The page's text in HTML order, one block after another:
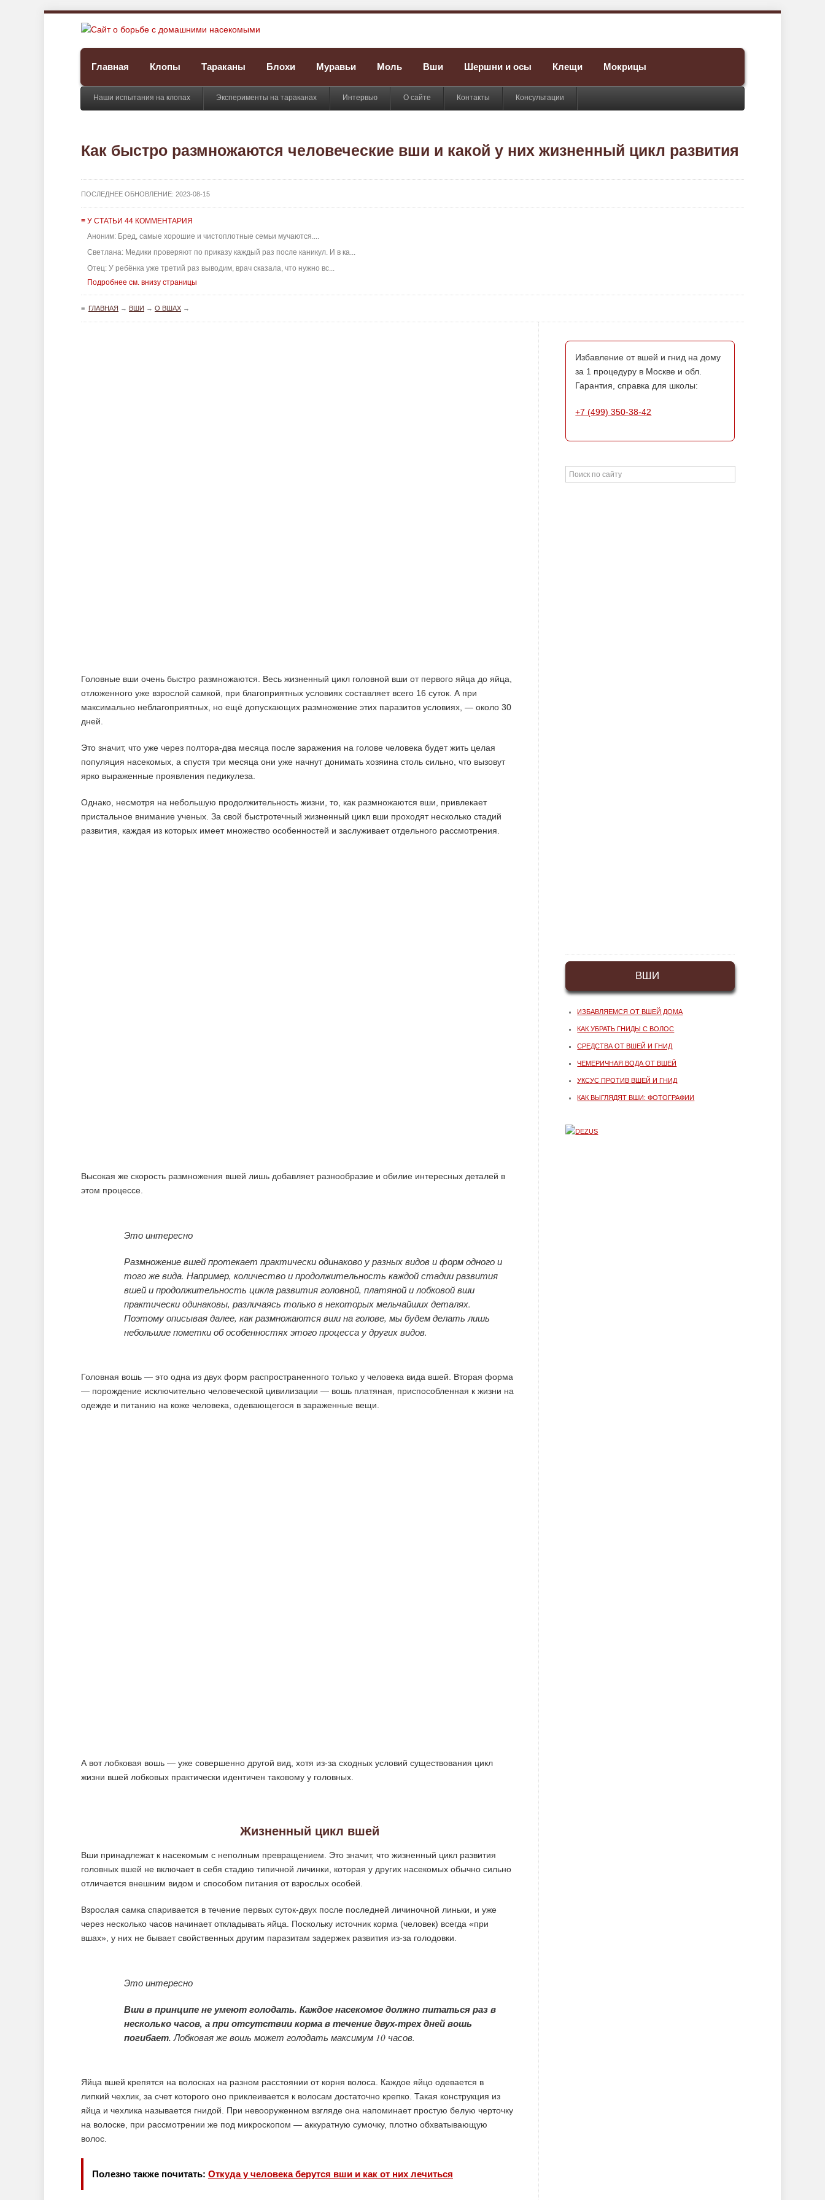
Главная Клопы Тараканы Блохи Муравьи Моль Вши Шершни и осы Клещи Мокрицы
Наши испытания на клопах Эксперименты на тараканах Интервью О сайте Контакты Консультации
Как быстро размножаются человеческие вши и какой у них жизненный цикл развития
ПОСЛЕДНЕЕ ОБНОВЛЕНИЕ: 2023-08-15
≡ У СТАТЬИ 44 КОММЕНТАРИЯ
Аноним: Бред, самые хорошие и чистоплотные семьи мучаются....
Светлана: Медики проверяют по приказу каждый раз после каникул. И в ка...
Отец: У ребёнка уже третий раз выводим, врач сказала, что нужно вс...
Подробнее см. внизу страницы
≡ ГЛАВНАЯ → ВШИ → О ВШАХ →
Головные вши очень быстро размножаются. Весь жизненный цикл головной вши от первого яйца до яйца,
отложенного уже взрослой самкой, при благоприятных условиях составляет всего 16 суток. А при
максимально неблагоприятных, но ещё допускающих размножение этих паразитов условиях, — около 30
дней.
Это значит, что уже через полтора-два месяца после заражения на голове человека будет жить целая
популяция насекомых, а спустя три месяца они уже начнут донимать хозяина столь сильно, что вызовут
ярко выраженные проявления педикулеза.
Однако, несмотря на небольшую продолжительность жизни, то, как размножаются вши, привлекает
пристальное внимание ученых. За свой быстротечный жизненный цикл вши проходят несколько стадий
развития, каждая из которых имеет множество особенностей и заслуживает отдельного рассмотрения.
Высокая же скорость размножения вшей лишь добавляет разнообразие и обилие интересных деталей в
этом процессе.
Это интересно
Размножение вшей протекает практически одинаково у разных видов и форм одного и
того же вида. Например, количество и продолжительность каждой стадии развития
вшей и продолжительность цикла развития головной, платяной и лобковой вши
практически одинаковы, различаясь только в некоторых мельчайших деталях.
Поэтому описывая далее, как размножаются вши на голове, мы будем делать лишь
небольшие пометки об особенностях этого процесса у других видов.
Головная вошь — это одна из двух форм распространенного только у человека вида вшей. Вторая форма
— порождение исключительно человеческой цивилизации — вошь платяная, приспособленная к жизни на
одежде и питанию на коже человека, одевающегося в зараженные вещи.
А вот лобковая вошь — уже совершенно другой вид, хотя из-за сходных условий существования цикл
жизни вшей лобковых практически идентичен таковому у головных.
Жизненный цикл вшей
Вши принадлежат к насекомым с неполным превращением. Это значит, что жизненный цикл развития
головных вшей не включает в себя стадию типичной личинки, которая у других насекомых обычно сильно
отличается внешним видом и способом питания от взрослых особей.
Взрослая самка спаривается в течение первых суток-двух после последней личиночной линьки, и уже
через несколько часов начинает откладывать яйца. Поскольку источник корма (человек) всегда «при
вшах», у них не бывает свойственных другим паразитам задержек развития из-за голодовки.
Это интересно
Вши в принципе не умеют голодать. Каждое насекомое должно питаться раз в
несколько часов, а при отсутствии корма в течение двух-трех дней вошь
погибает. Лобковая же вошь может голодать максимум 10 часов.
Яйца вшей крепятся на волосках на разном расстоянии от корня волоса. Каждое яйцо одевается в
липкий чехлик, за счет которого оно приклеивается к волосам достаточно крепко. Такая конструкция из
яйца и чехлика называется гнидой. При невооруженном взгляде она напоминает простую белую черточку
на волоске, при рассмотрении же под микроскопом — аккуратную сумочку, плотно обхватывающую
волос.
Полезно также почитать: Откуда у человека берутся вши и как от них лечиться
Избавление от вшей и гнид на дому
за 1 процедуру в Москве и обл.
Гарантия, справка для школы:
+7 (499) 350-38-42
ВШИ
ИЗБАВЛЯЕМСЯ ОТ ВШЕЙ ДОМА
КАК УБРАТЬ ГНИДЫ С ВОЛОС
СРЕДСТВА ОТ ВШЕЙ И ГНИД
ЧЕМЕРИЧНАЯ ВОДА ОТ ВШЕЙ
УКСУС ПРОТИВ ВШЕЙ И ГНИД
КАК ВЫГЛЯДЯТ ВШИ: ФОТОГРАФИИ